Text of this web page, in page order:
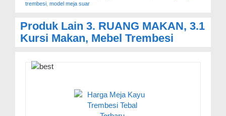
trembesi model meja suar
Produk Lain 3. RUANG MAKAN, 3.1
Kursi Makan, Mebel Trembesi